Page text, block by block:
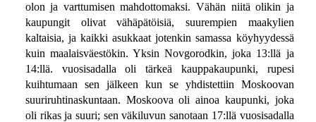
olon ja varttumisen mahdottomaksi. Vähän niitä olikin ja
kaupungit olivat vähäpätöisiä, suurempien maakylien
kaltaisia, ja kaikki asukkaat jotenkin samassa köyhyydessä
kuin maalaisväestökin. Yksin Novgorodkin, joka 13:llä ja
14:llä. vuosisadalla oli tärkeä kauppakaupunki, rupesi
kuihtumaan sen jälkeen kun se yhdistettiin Moskoovan
suuriruhtinaskuntaan. Moskoova oli ainoa kaupunki, joka
oli rikas ja suuri; sen väkiluvun sanotaan 17:llä vuosisadalla